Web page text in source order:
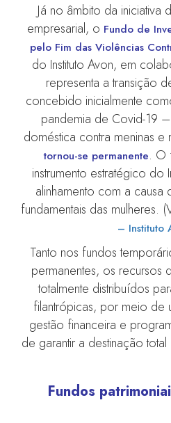
Já no âmbito da iniciativa
empresarial, o Fundo de
pelo Fim das Violências
do Instituto Avon, em
representa a transição
concebido inicialmente
pandemia de Covid-19
doméstica contra meninas
tornou-se permanente. O
instrumento estratégico do
alinhamento com a
fundamentais das mulheres.
– Instituto
Tanto nos fundos
permanentes, os
totalmente distribuídos
filantrópicas, por meio de
gestão financeira e
de garantir a destinação
Fundos